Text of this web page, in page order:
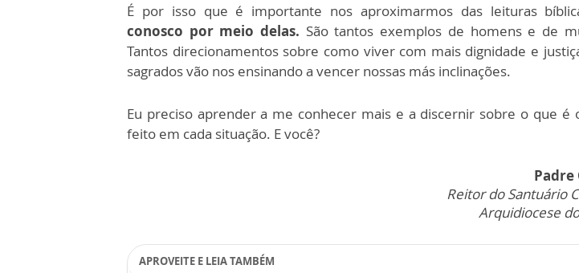
É por isso que é importante nos aproximarmos das leituras
conosco por meio delas. São tantos exemplos de homens e de
Tantos direcionamentos sobre como viver com mais dignidade e
sagrados vão nos ensinando a vencer nossas más inclinações.
Eu preciso aprender a me conhecer mais e a discernir sobre o que é
feito em cada situação. E você?
Padre
Reitor do Santuário
Arquidiocese
APROVEITE E LEIA TAMBÉM